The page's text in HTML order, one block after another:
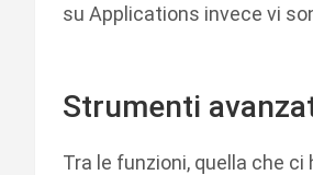
su Applications invece vi
Strumenti
Tra le funzioni, quella che